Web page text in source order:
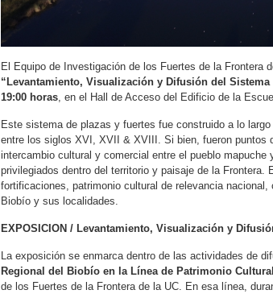
El Equipo de Investigación de los Fuertes de la Frontera
“Levantamiento, Visualización y Difusión del
19:00 horas, en el Hall de Acceso del Edificio de la
Este sistema de plazas y fuertes fue construido a lo
entre los siglos XVI, XVII & XVIII. Si bien, fueron puntos
intercambio cultural y comercial entre el pueblo
privilegiados dentro del territorio y paisaje de la
fortificaciones, patrimonio cultural de relevancia
Biobío y sus localidades.
EXPOSICION / Levantamiento, Visualización y
La exposición se enmarca dentro de las actividades de
Regional del Biobío en la Línea de Patrimonio Cultural
de los Fuertes de la Frontera de la UC. En esa línea, d